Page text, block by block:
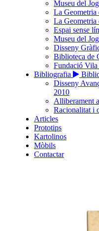
Museu del
La Geometria
La Geometria
Espai sense
Museu del
Disseny
Biblioteca de
Fundació Vila
Bibliografia
Disseny
2010
Alliberament
Racionalitat i
Articles
Prototips
Kartolinos
Mòbils
Contactar